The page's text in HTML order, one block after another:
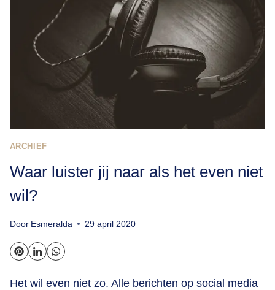
ARCHIEF
Waar luister jij naar als het even niet
wil?
Door Esmeralda 29 april 2020
Het wil even niet zo. Alle berichten op social media